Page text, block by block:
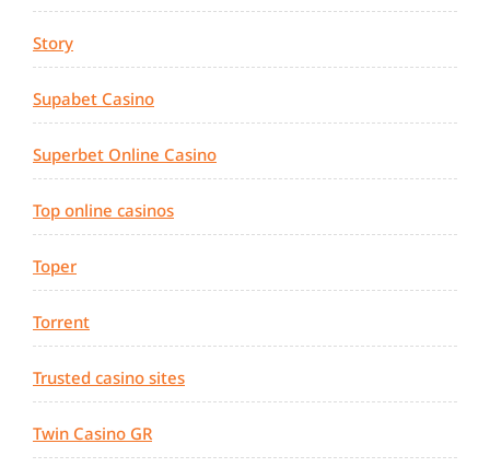
Story
Supabet Casino
Superbet Online Casino
Top online casinos
Toper
Torrent
Trusted casino sites
Twin Casino GR